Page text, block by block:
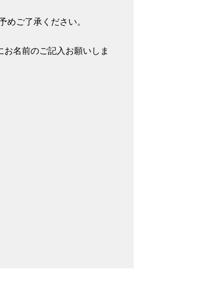
ご了承ください。
名前のご記入お願いしま